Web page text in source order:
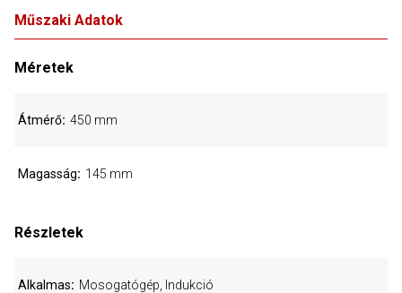
Műszaki Adatok
Méretek
Átmérő 450 mm
Magasság 145 mm
Részletek
Alkalmas Mosogatógép, Indukció